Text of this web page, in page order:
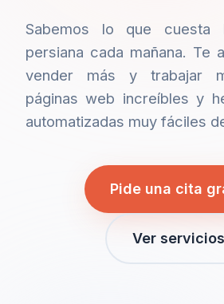
Sabemos lo que cuesta
persiana cada mañana. Te
vender más y trabajar
páginas web increíbles y
automatizadas muy fáciles
Pide una cita
Ver servicios